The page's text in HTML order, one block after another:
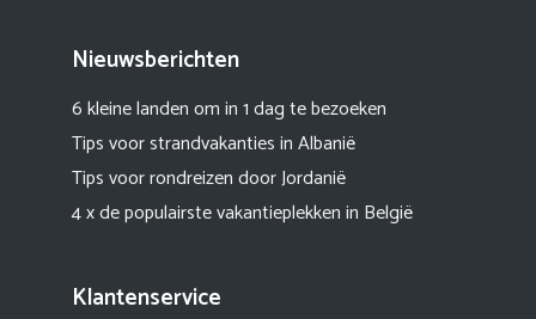
Nieuwsberichten
6 kleine landen om in 1 dag te bezoeken
Tips voor strandvakanties in Albanië
Tips voor rondreizen door Jordanië
4 x de populairste vakantieplekken in België
Klantenservice